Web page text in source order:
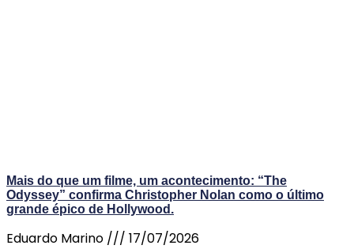
Mais do que um filme, um acontecimento: “The
Odyssey” confirma Christopher Nolan como o último
grande épico de Hollywood.
Eduardo Marino 17/07/2026